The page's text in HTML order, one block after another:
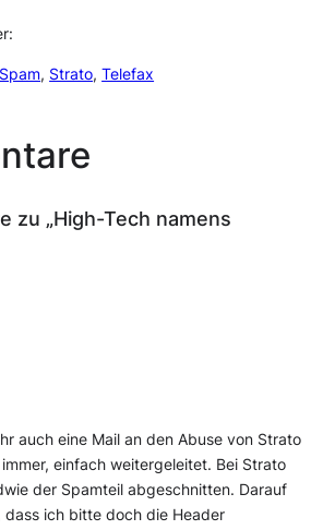
Spam, Strato, Telefax
zu „High-Tech namens
auch eine Mail an den Abuse von Strato
einfach weitergeleitet. Bei Strato
der Spamteil abgeschnitten. Darauf
dass ich bitte doch die Header